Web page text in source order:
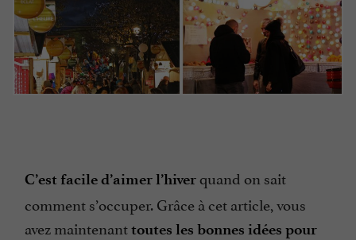
C’est facile d’aimer l’hiverquand on sait
comment s’occuper. Grâce à cet article, vous
avez maintenanttoutes les bonnes idées pour